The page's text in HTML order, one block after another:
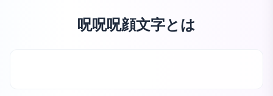
呪呪呪顔文字とは